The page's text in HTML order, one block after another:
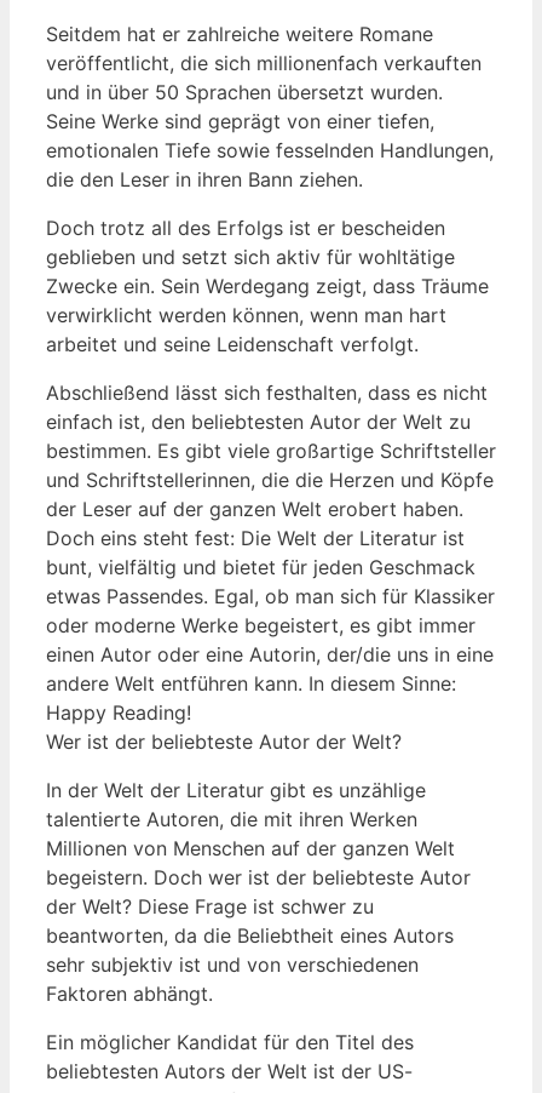
Seitdem hat er zahlreiche weitere Romane
veröffentlicht, die sich millionenfach verkauften
und in über 50 Sprachen übersetzt wurden.
Seine Werke sind geprägt von einer tiefen,
emotionalen Tiefe sowie fesselnden Handlungen,
die den Leser in ihren Bann ziehen.
Doch trotz all des Erfolgs ist er bescheiden
geblieben und setzt sich aktiv für wohltätige
Zwecke ein. Sein Werdegang zeigt, dass Träume
verwirklicht werden können, wenn man hart
arbeitet und seine Leidenschaft verfolgt.
Abschließend lässt sich festhalten, dass es nicht
einfach ist, den beliebtesten Autor der Welt zu
bestimmen. Es gibt viele großartige Schriftsteller
und Schriftstellerinnen, die die Herzen und Köpfe
der Leser auf der ganzen Welt erobert haben.
Doch eins steht fest: Die Welt der Literatur ist
bunt, vielfältig und bietet für jeden Geschmack
etwas Passendes. Egal, ob man sich für Klassiker
oder moderne Werke begeistert, es gibt immer
einen Autor oder eine Autorin, der/die uns in eine
andere Welt entführen kann. In diesem Sinne:
Happy Reading!
Wer ist der beliebteste Autor der Welt?
In der Welt der ⁢Literatur gibt es ⁣unzählige
talentierte Autoren,⁤ die mit ihren Werken
Millionen von ​Menschen auf der ganzen⁢ Welt
begeistern. Doch‌ wer ist der beliebteste Autor ​
der Welt? Diese Frage ist schwer zu
beantworten, da die Beliebtheit eines Autors
sehr subjektiv ist und von verschiedenen
Faktoren ​abhängt.
Ein möglicher Kandidat für den⁣ Titel des
beliebtesten Autors der Welt ist der US-